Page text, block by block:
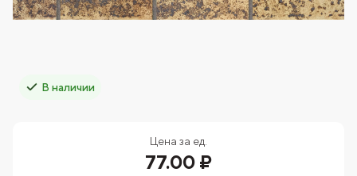
В наличии
Цена за ед.
77.00 ₽